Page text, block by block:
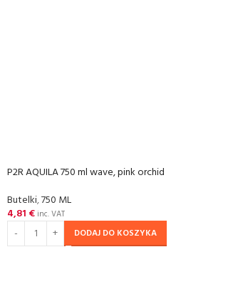
P2R AQUILA 750 ml wave, pink orchid
Butelki,750 ML
4,81 € inc. VAT
DODAJ DO KOSZYKA